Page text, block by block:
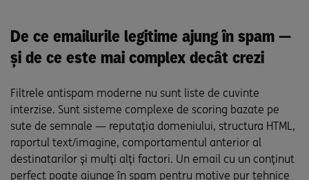
De ce emailurile legitime ajung în spam —
și de ce este mai complex decât crezi
Filtrele antispam moderne nu sunt liste de cuvinte
interzise. Sunt sisteme complexe de scoring bazate pe
sute de semnale — reputația domeniului, structura HTML,
raportul text/imagine, comportamentul anterior al
destinatarilor și mulți alți factori. Un email cu un conținut
perfect poate ajunge în spam pentru motive pur tehnice